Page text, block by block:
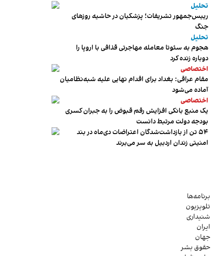
تحلیل
رییس‌جمهور تشریفات؛ پزشکیان در حاشیه روزهای
جنگ
تحلیل
هجوم به سئوتا معامله مهاجرتی قذافی با اروپا را
دوباره زنده کرد
اختصاصی
مقام عراقی: بغداد برای اقدام نهایی علیه شبه‌نظامیان
آماده می‌شود
اختصاصی
یک منبع بانکی افزایش رقم قبوض را به جبران کسری
بودجه دولت مرتبط دانست
۵۴ تن از بازداشت‌شدگان اعتراضات دی‌ماه در بند
امنیتی زندان اردبیل به سر می‌برند
برنامه‌ها
تلویزیون
شنیداری
ایران
جهان
حقوق بشر